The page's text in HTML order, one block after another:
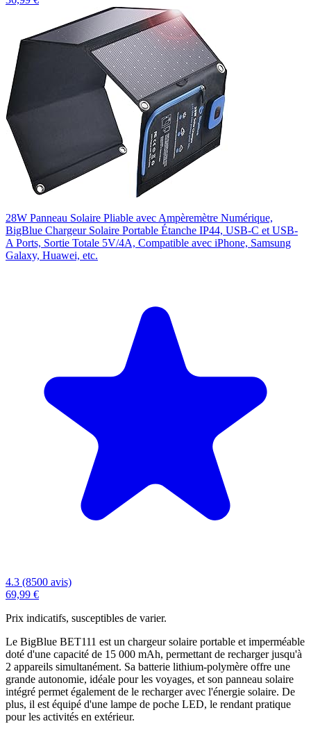
28W Panneau Solaire Pliable avec Ampèremètre Numérique,
BigBlue Chargeur Solaire Portable Étanche IP44, USB-C et USB-
A Ports, Sortie Totale 5V/4A, Compatible avec iPhone, Samsung
Galaxy, Huawei, etc.
4.3 (8500 avis)
69,99 €
Prix indicatifs, susceptibles de varier.
Le BigBlue BET111 est un chargeur solaire portable et imperméable
doté d'une capacité de 15 000 mAh, permettant de recharger jusqu'à
2 appareils simultanément. Sa batterie lithium-polymère offre une
grande autonomie, idéale pour les voyages, et son panneau solaire
intégré permet également de le recharger avec l'énergie solaire. De
plus, il est équipé d'une lampe de poche LED, le rendant pratique
pour les activités en extérieur.